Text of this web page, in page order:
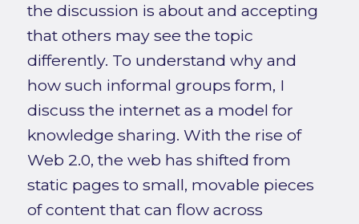
the discussion is about and accepting
that others may see the topic
differently. To understand why and
how such informal groups form, I
discuss the internet as a model for
knowledge sharing. With the rise of
Web 2.0, the web has shifted from
static pages to small, movable pieces
of content that can flow across